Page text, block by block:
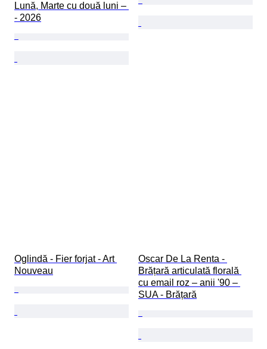
Lună, Marte cu două luni –
- 2026
Oglindă - Fier forjat - Art
Nouveau
Oscar De La Renta -
Brățară articulată florală
cu email roz – anii '90 –
SUA - Brățară